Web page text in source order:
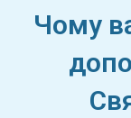
Чому